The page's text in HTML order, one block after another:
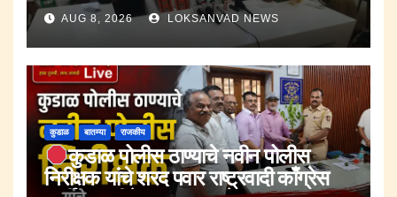
AUG 8, 2026 LOKSANVAD NEWS
कुडाळ बातम्या राजकीय
कुडाळ पोलीस ठाण्याचे नवीन पोलीस
निरीक्षक यांचे शरद पवार राष्ट्रवादी काँग्रेस